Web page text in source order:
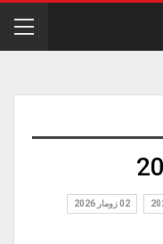
02 زومار 2026